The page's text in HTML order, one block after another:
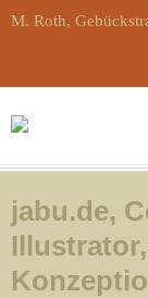
M. Roth,
jabu.de,